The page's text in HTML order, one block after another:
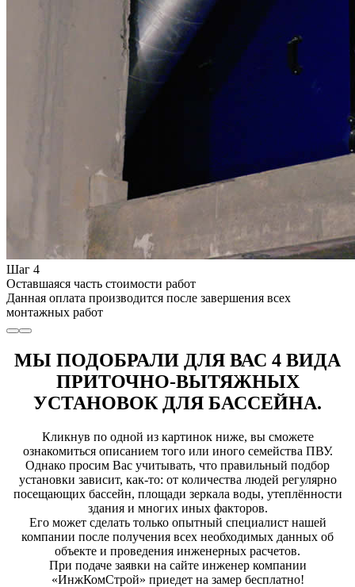
Шаг 4
Оставшаяся часть стоимости работ
Данная оплата производится после завершения всех
монтажных работ
МЫ ПОДОБРАЛИ ДЛЯ ВАС 4 ВИДА
ПРИТОЧНО-ВЫТЯЖНЫХ
УСТАНОВОК ДЛЯ БАССЕЙНА.
Кликнув по одной из картинок ниже, вы сможете
ознакомиться описанием того или иного семейства ПВУ.
Однако просим Вас учитывать, что правильный подбор
установки зависит, как-то: от количества людей регулярно
посещающих бассейн, площади зеркала воды, утеплённости
здания и многих иных факторов.
Его может сделать только опытный специалист нашей
компании после получения всех необходимых данных об
объекте и проведения инженерных расчетов.
При подаче заявки на сайте инженер компании
«ИнжКомСтрой» приедет на замер бесплатно!